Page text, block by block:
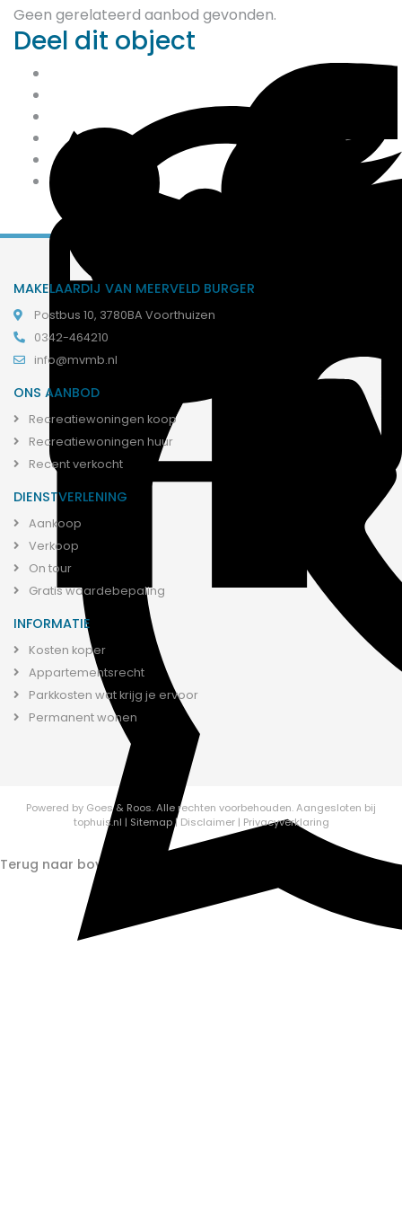
Geen gerelateerd aanbod gevonden.
Deel dit object
MAKELAARDIJ VAN MEERVELD BURGER
Postbus 10, 3780BA Voorthuizen
0342-464210
info@mvmb.nl
ONS AANBOD
Recreatiewoningen koop
Recreatiewoningen huur
Recent verkocht
DIENSTVERLENING
Aankoop
Verkoop
On tour
Gratis waardebepaling
INFORMATIE
Kosten koper
Appartementsrecht
Parkkosten wat krijg je ervoor
Permanent wonen
Powered by Goes & Roos.Alle rechten voorbehouden.Aangesloten bij
tophuis.nl | Sitemap | Disclaimer | Privacyverklaring